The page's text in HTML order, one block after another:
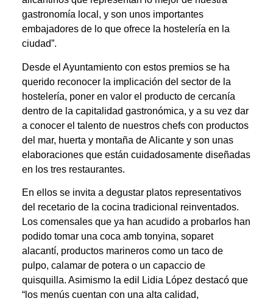
gastronomía local, y son unos importantes
embajadores de lo que ofrece la hostelería en la
ciudad”.
Desde el Ayuntamiento con estos premios se ha
querido reconocer la implicación del sector de la
hostelería, poner en valor el producto de cercanía
dentro de la capitalidad gastronómica, y a su vez dar
a conocer el talento de nuestros chefs con productos
del mar, huerta y montaña de Alicante y son unas
elaboraciones que están cuidadosamente diseñadas
en los tres restaurantes.
En ellos se invita a degustar platos representativos
del recetario de la cocina tradicional reinventados.
Los comensales que ya han acudido a probarlos han
podido tomar una coca amb tonyina, soparet
alacantí, productos marineros como un taco de
pulpo, calamar de potera o un capaccio de
quisquilla. Asimismo la edil Lidia López destacó que
“los menús cuentan con una alta calidad,